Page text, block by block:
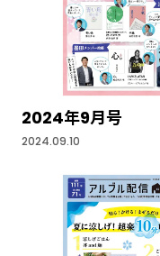
2024年9月号
2024.09.10